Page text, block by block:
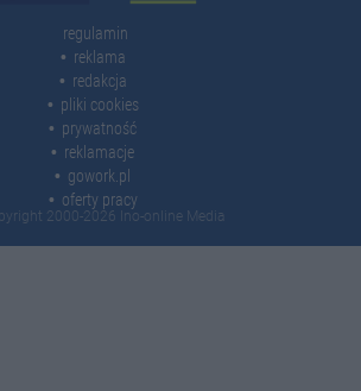
regulamin
reklama
redakcja
pliki cookies
prywatność
reklamacje
gowork.pl
oferty pracy
2000-2026 Ino-online Media